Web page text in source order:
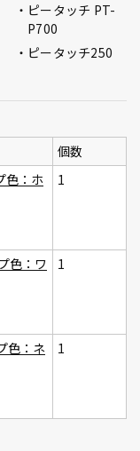
個数
：ホ
1
色：ワ
1
色：ネ
1
ピータッチ PT-
P700
ピータッチ250